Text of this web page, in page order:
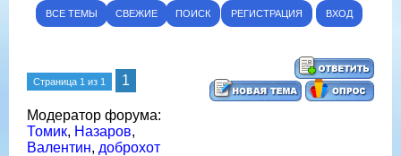
ВСЕ ТЕМЫ СВЕЖИЕ ПОИСК РЕГИСТРАЦИЯ ВХОД
Страница 1 из 1 1
Модератор форума:
Томик, Назаров,
Валентин, доброхот